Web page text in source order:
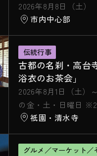
2026年8月8日（土）
市内中心部
伝統行事
古都の名刹・高台
浴衣のお茶会」
2026年8月1日（土）
の金・土・日曜日 ※2日前16：00
まで要予約
祇園・清水寺
グルメ／マーケット／